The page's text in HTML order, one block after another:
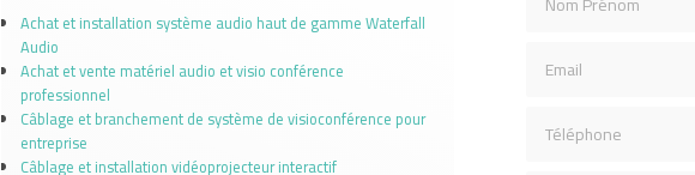
Achat et installation système audio haut de gamme Waterfall
Audio
Achat et vente matériel audio et visio conférence
professionnel
Câblage et branchement de système de visioconférence pour
entreprise
Câblage et installation vidéoprojecteur interactif